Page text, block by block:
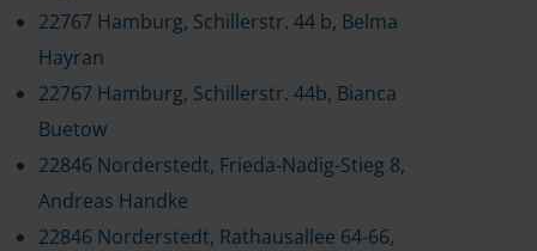
22767 Hamburg, Schillerstr. 44 b, Belma
Hayran
22767 Hamburg, Schillerstr. 44b, Bianca
Buetow
22846 Norderstedt, Frieda-Nadig-Stieg 8,
Andreas Handke
22846 Norderstedt, Rathausallee 64-66,